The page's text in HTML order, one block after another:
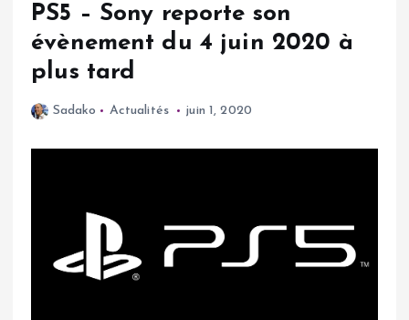
PS5 – Sony reporte son
évènement du 4 juin 2020 à
plus tard
Sadako Actualités juin 1, 2020